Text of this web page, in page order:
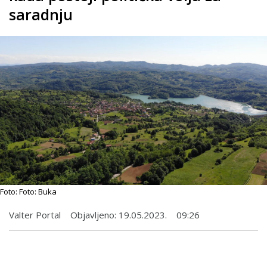
saradnju
Foto: Foto: Buka
Valter Portal Objavljeno: 19.05.2023. 09:26